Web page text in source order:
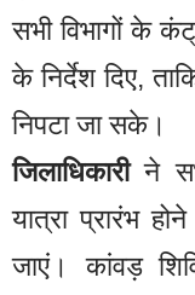
सभी विभागों के
के निर्देश दिए,
निपटा जा सके।
जिलाधिकारीने
यात्रा प्रारंभ
जाएं। कांवड़